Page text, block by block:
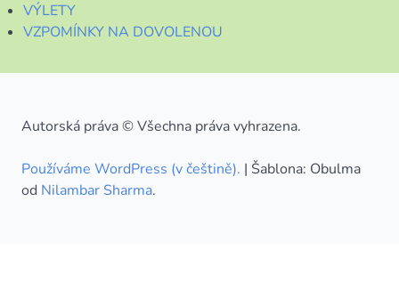
VÝLETY
VZPOMÍNKY NA DOVOLENOU
Autorská práva © Všechna práva vyhrazena.
Používáme WordPress (v češtině). | Šablona: Obulma
od Nilambar Sharma.